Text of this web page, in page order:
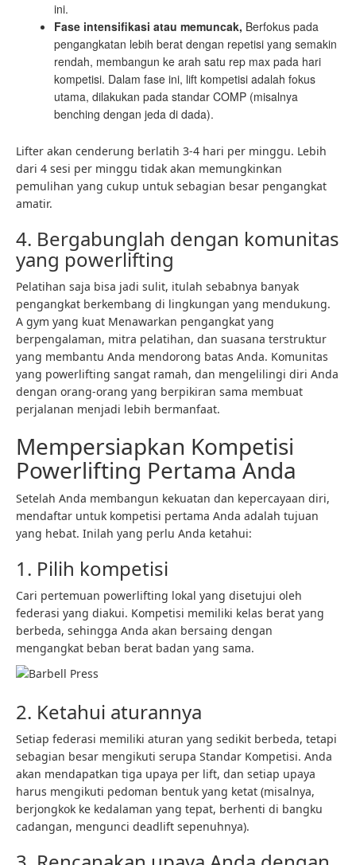
ini.
Fase intensifikasi atau memuncak, Berfokus pada
pengangkatan lebih berat dengan repetisi yang semakin
rendah, membangun ke arah satu rep max pada hari
kompetisi. Dalam fase ini, lift kompetisi adalah fokus
utama, dilakukan pada standar COMP (misalnya
benching dengan jeda di dada).
Lifter akan cenderung berlatih 3-4 hari per minggu. Lebih
dari 4 sesi per minggu tidak akan memungkinkan
pemulihan yang cukup untuk sebagian besar pengangkat
amatir.
4. Bergabunglah dengan komunitas
yang powerlifting
Pelatihan saja bisa jadi sulit, itulah sebabnya banyak
pengangkat berkembang di lingkungan yang mendukung.
A gym yang kuat Menawarkan pengangkat yang
berpengalaman, mitra pelatihan, dan suasana terstruktur
yang membantu Anda mendorong batas Anda. Komunitas
yang powerlifting sangat ramah, dan mengelilingi diri Anda
dengan orang-orang yang berpikiran sama membuat
perjalanan menjadi lebih bermanfaat.
Mempersiapkan Kompetisi
Powerlifting Pertama Anda
Setelah Anda membangun kekuatan dan kepercayaan diri,
mendaftar untuk kompetisi pertama Anda adalah tujuan
yang hebat. Inilah yang perlu Anda ketahui:
1. Pilih kompetisi
Cari pertemuan powerlifting lokal yang disetujui oleh
federasi yang diakui. Kompetisi memiliki kelas berat yang
berbeda, sehingga Anda akan bersaing dengan
mengangkat beban berat badan yang sama.
2. Ketahui aturannya
Setiap federasi memiliki aturan yang sedikit berbeda, tetapi
sebagian besar mengikuti serupa Standar Kompetisi. Anda
akan mendapatkan tiga upaya per lift, dan setiap upaya
harus mengikuti pedoman bentuk yang ketat (misalnya,
berjongkok ke kedalaman yang tepat, berhenti di bangku
cadangan, mengunci deadlift sepenuhnya).